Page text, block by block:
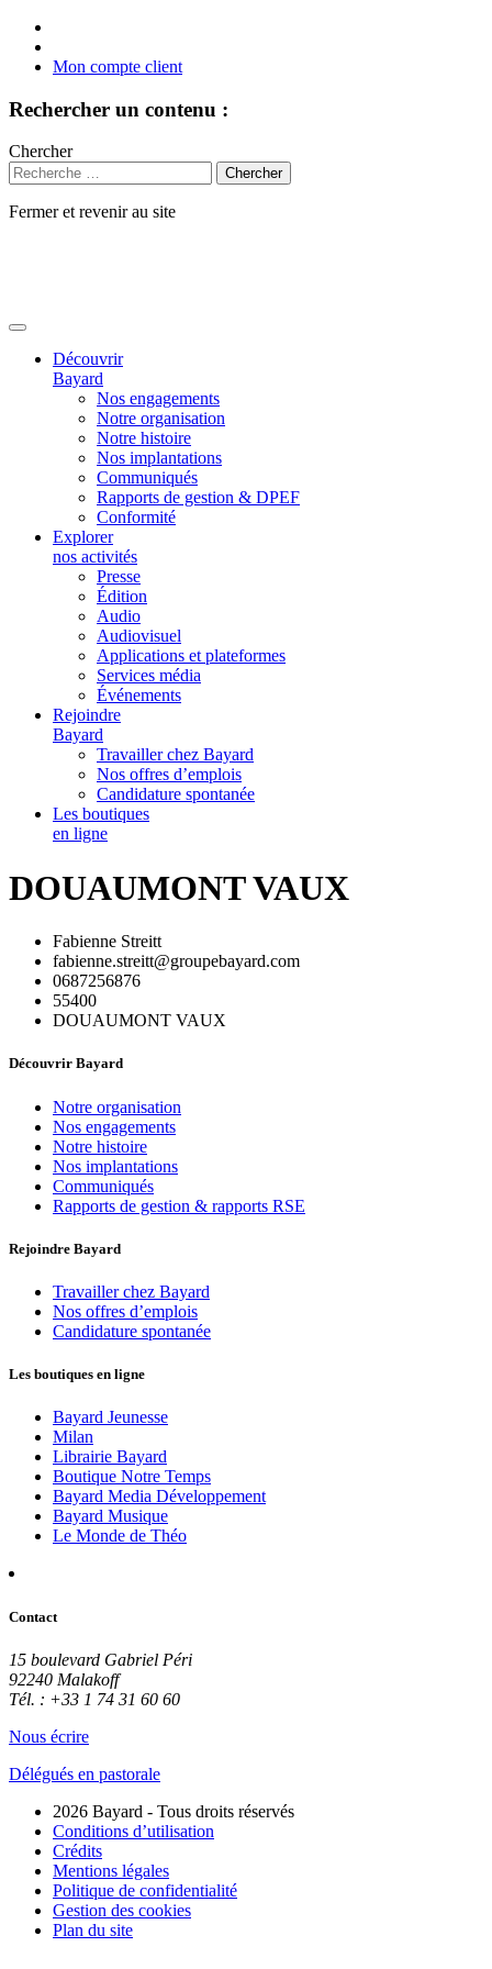
Mon compte client
Rechercher un contenu :
Chercher
Fermer et revenir au site
Découvrir
Bayard
Nos engagements
Notre organisation
Notre histoire
Nos implantations
Communiqués
Rapports de gestion & DPEF
Conformité
Explorer
nos activités
Presse
Édition
Audio
Audiovisuel
Applications et plateformes
Services média
Événements
Rejoindre
Bayard
Travailler chez Bayard
Nos offres d’emplois
Candidature spontanée
Les boutiques
en ligne
DOUAUMONT VAUX
Fabienne Streitt
fabienne.streitt@groupebayard.com
0687256876
55400
DOUAUMONT VAUX
Découvrir Bayard
Notre organisation
Nos engagements
Notre histoire
Nos implantations
Communiqués
Rapports de gestion & rapports RSE
Rejoindre Bayard
Travailler chez Bayard
Nos offres d’emplois
Candidature spontanée
Les boutiques en ligne
Bayard Jeunesse
Milan
Librairie Bayard
Boutique Notre Temps
Bayard Media Développement
Bayard Musique
Le Monde de Théo
Contact
15 boulevard Gabriel Péri
92240 Malakoff
Tél. : +33 1 74 31 60 60
Nous écrire
Délégués en pastorale
2026 Bayard - Tous droits réservés
Conditions d’utilisation
Crédits
Mentions légales
Politique de confidentialité
Gestion des cookies
Plan du site